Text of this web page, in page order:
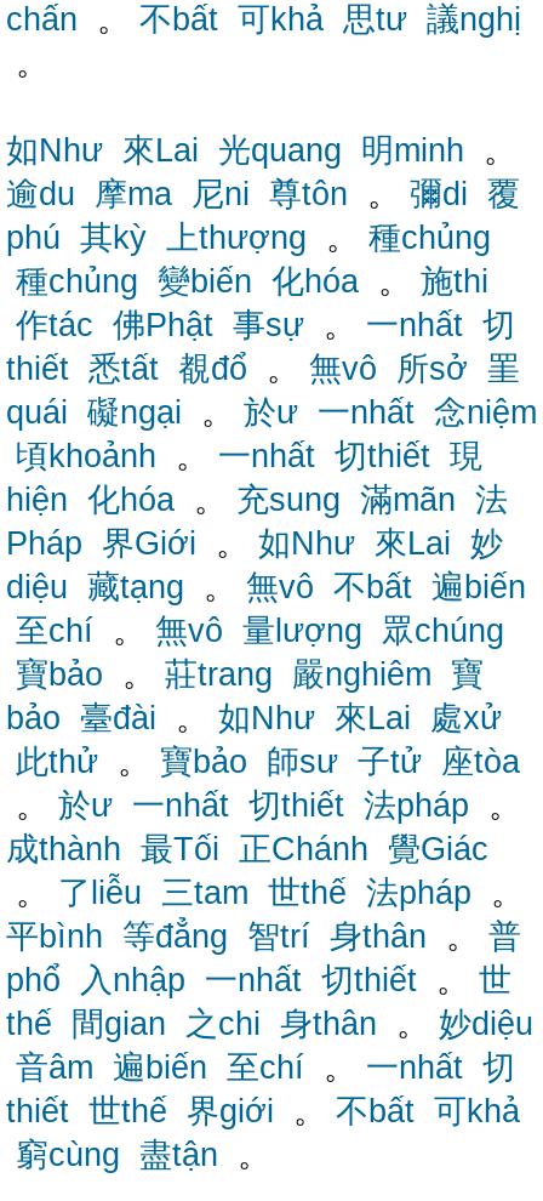
chấn 。 不bất 可khả 思tư 議nghị
。
如Như 來Lai 光quang 明minh 。
逾du
摩ma 尼ni 尊tôn 。 彌di 覆
phú 其kỳ 上thượng 。 種chủng
種chủng 變biến 化hóa 。 施thi
作tác 佛Phật 事sự 。 一nhất 切
thiết 悉tất 覩đổ 。 無vô 所sở 罣
quái 礙ngại 。 於ư 一nhất 念niệm
頃khoảnh 。 一nhất 切thiết 現
hiện 化hóa 。 充sung 滿mãn 法
Pháp 界Giới 。 如Như 來Lai 妙
diệu 藏tạng 。 無vô 不bất 遍biến
至chí 。 無vô 量lượng 眾chúng
寶bảo 。 莊trang 嚴nghiêm 寶
bảo 臺đài 。 如Như 來Lai
處xử
此thử 。 寶bảo 師sư 子tử 座tòa
。 於ư 一nhất 切thiết 法pháp 。
成thành 最Tối 正Chánh 覺Giác
。 了liễu 三tam 世thế 法pháp 。
平bình 等đẳng 智trí 身thân 。 普
phổ
入nhập 一nhất 切thiết 。 世
thế
間gian 之chi 身thân 。 妙diệu
音âm 遍biến 至chí 。 一nhất 切
thiết 世thế 界giới 。 不bất 可khả
窮cùng 盡tận 。